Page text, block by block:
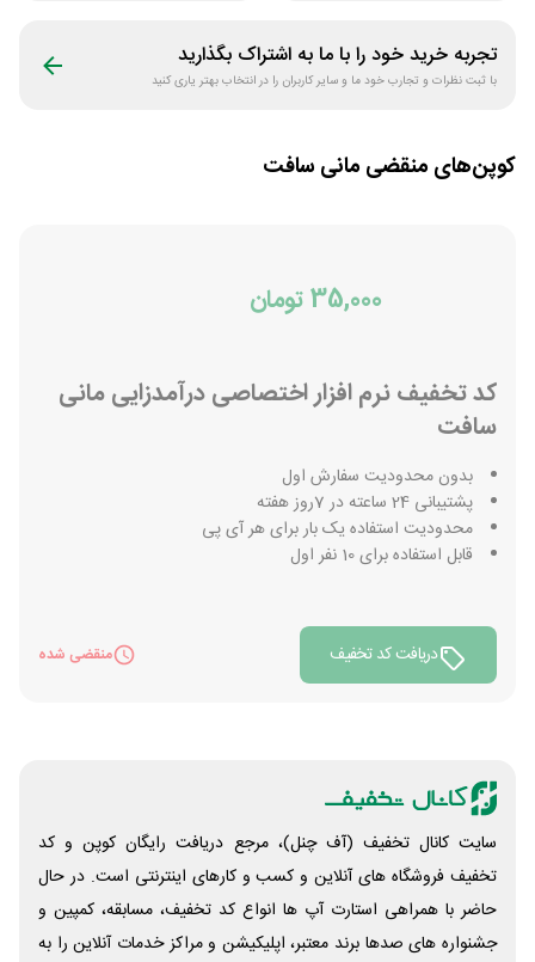
تجربه خرید خود را با ما به اشتراک بگذارید
با ثبت نظرات و تجارب خود ما و سایر کاربران را در انتخاب بهتر یاری کنید
کوپن‌های منقضی مانی سافت
35,000 تومان
کد تخفیف نرم افزار اختصاصی درآمدزایی مانی
سافت
بدون محدودیت سفارش اول
پشتیبانی 24 ساعته در 7روز هفته
محدودیت استفاده یک بار برای هر آی پی
قابل استفاده برای 10 نفر اول
دریافت کد تخفیف منقضی شده
سایت کانال تخفیف (آف چنل)، مرجع دریافت رایگان کوپن و کد
تخفیف فروشگاه های آنلاین و کسب و‌ کارهای اینترنتی است. در حال
حاضر با همراهی استارت آپ ها انواع کد تخفیف، مسابقه، کمپین و
جشنواره های صدها برند معتبر، اپلیکیشن و مراکز خدمات آنلاین را به